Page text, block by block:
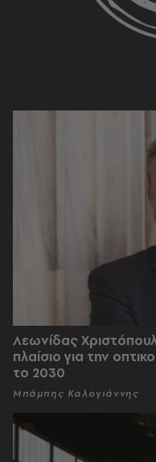
Λεωνίδας
πλαίσιο για την
το 2030
Μπάμπης Καλογιάννης